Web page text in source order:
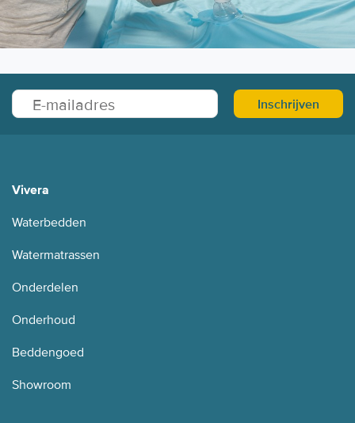
Inschrijven
Vivera
Waterbedden
Watermatrassen
Onderdelen
Onderhoud
Beddengoed
Showroom